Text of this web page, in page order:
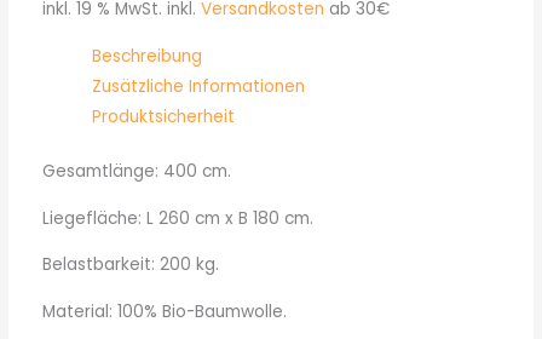
inkl. 19 % MwSt. inkl. Versandkosten ab 30€
Beschreibung
Zusätzliche Informationen
Produktsicherheit
Gesamtlänge: 400 cm.
Liegefläche: L 260 cm x B 180 cm.
Belastbarkeit: 200 kg.
Material: 100% Bio-Baumwolle.